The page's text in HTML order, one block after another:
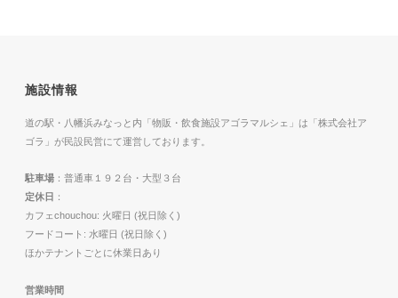
施設情報
道の駅・八幡浜みなっと内「物販・飲食施設アゴラマルシェ」は「株式会社ア
ゴラ」が民設民営にて運営しております。
駐車場 ：普通車１９２台・大型３台
定休日 ：
カフェchouchou: 火曜日 (祝日除く)
フードコート: 水曜日 (祝日除く)
ほかテナントごとに休業日あり
営業時間